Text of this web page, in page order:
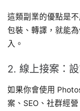
這類副業的優點是
包裝、轉譯，就能
入。
2. 線上接案：
如果你會使用
案、SEO、社群經